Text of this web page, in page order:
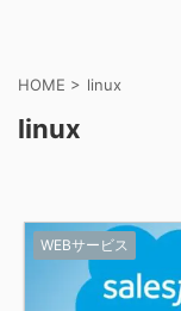
HOME > linux
linux
WEBサービス